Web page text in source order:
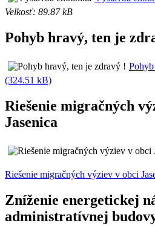
Velkosť: 89.87 kB
Pohyb hravý, ten je
(324.51 kB)
Riešenie migračných
Jasenica
Riešenie migračných výziev v obci
Zníženie energetickej
administratívnej